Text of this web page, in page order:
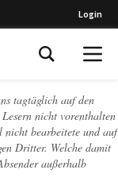
Login
tagtäglich auf den
nicht vorenthalten
bearbeitete und auf
Dritter. Welche damit
außerhalb